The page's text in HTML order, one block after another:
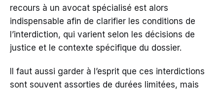
recours à un avocat spécialisé est alors
indispensable afin de clarifier les conditions de
l’interdiction, qui varient selon les décisions de
justice et le contexte spécifique du dossier.
Il faut aussi garder à l’esprit que ces interdictions
sont souvent assorties de durées limitées, mais